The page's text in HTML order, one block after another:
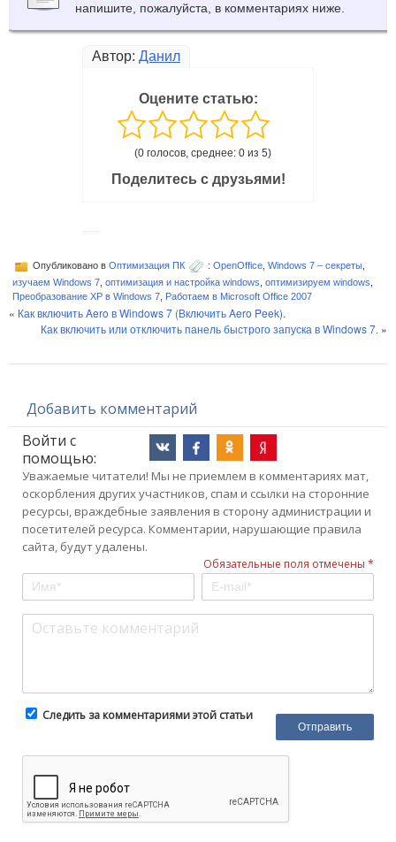
напишите, пожалуйста, в комментариях ниже.
Автор: Данил
Оцените статью:
(0 голосов, среднее: 0 из 5)
Поделитесь с друзьями!
Опубликовано в Оптимизация ПК : OpenOffice Windows 7 – секреты
изучаем Windows 7 оптимизация и настройка windows оптимизируем windows
Преобразование XP в Windows 7 Работаем в Microsoft Office 2007
« Как включить Aero в Windows 7 (Включить Aero Peek).
Как включить или отключить панель быстрого запуска в Windows 7. »
Добавить комментарий
Войти с
помощью:
Уважаемые читатели! Мы не приемлем в комментариях мат,
оскорбления других участников, спам и ссылки на сторонние
ресурсы, враждебные заявления в сторону администрации и
посетителей ресурса. Комментарии, нарушающие правила
сайта, будут удалены.
Обязательные поля отмечены *
Следить за комментариями этой статьи